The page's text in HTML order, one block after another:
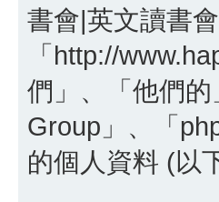
書會|英文讀書
「http://
們」、「他們
Group」、「
的個人資料 (以